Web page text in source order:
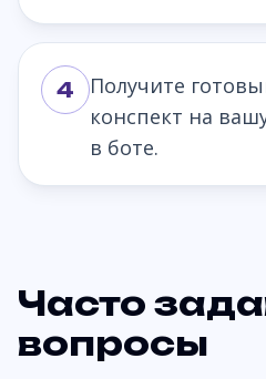
4
Получите
конспект на
в боте.
Часто
вопросы